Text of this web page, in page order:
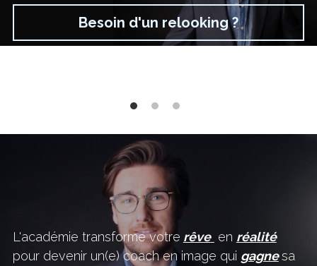
Contact
Besoin d'un relooking ?
L'académie transforme votre rêve en réalité
pour devenir un(e) coach en image qui gagnesa
Atteindre ses objectifs